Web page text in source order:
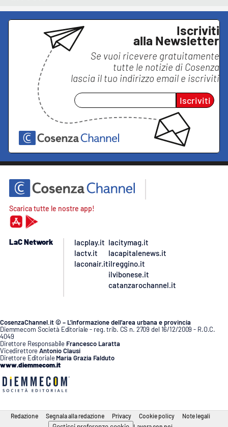
Iscriviti
alla Newsletter
Se vuoi ricevere gratuitamente
tutte le notizie di Cosenza
lascia il tuo indirizzo email e iscriviti
Iscriviti
Scarica tutte le nostre app!
LaC Network
lacplay.it
lactv.it
laconair.it
lacitymag.it
lacapitalenews.it
ilreggino.it
ilvibonese.it
catanzarochannel.it
CosenzaChannel.it © – L’informazione dell’area urbana e provincia
Diemmecom Società Editoriale - reg. trib. CS n. 2709 del 16/12/2009 - R.O.C.
4049
Direttore Responsabile Francesco Laratta
VicedirettoreAntonio Clausi
Direttore Editoriale Maria Grazia Falduto
www.diemmecom.it
Redazione Segnala alla redazione Privacy Cookie policy Note legali